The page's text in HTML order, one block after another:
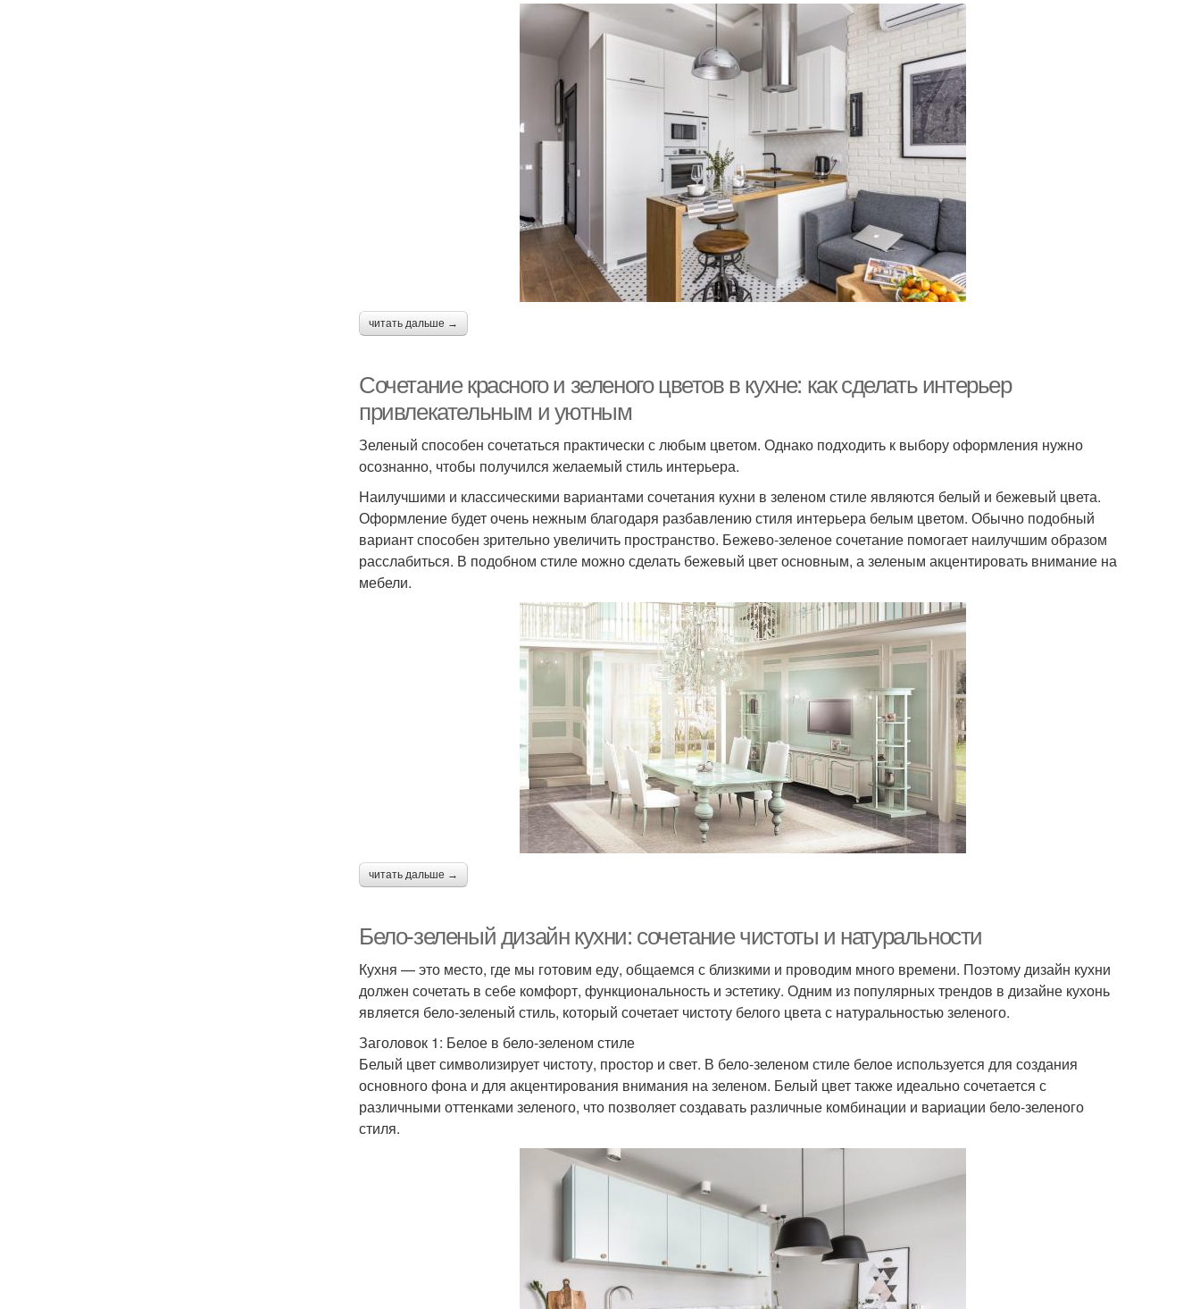
читать дальше →
Сочетание красного и зеленого цветов в кухне: как сделать интерьер
привлекательным и уютным
Зеленый способен сочетаться практически с любым цветом. Однако подходить к выбору оформления нужно
осознанно, чтобы получился желаемый стиль интерьера.
Наилучшими и классическими вариантами сочетания кухни в зеленом стиле являются белый и бежевый цвета.
Оформление будет очень нежным благодаря разбавлению стиля интерьера белым цветом. Обычно подобный
вариант способен зрительно увеличить пространство. Бежево-зеленое сочетание помогает наилучшим образом
расслабиться. В подобном стиле можно сделать бежевый цвет основным, а зеленым акцентировать внимание на
мебели.
читать дальше →
Бело-зеленый дизайн кухни: сочетание чистоты и натуральности
Кухня — это место, где мы готовим еду, общаемся с близкими и проводим много времени. Поэтому дизайн кухни
должен сочетать в себе комфорт, функциональность и эстетику. Одним из популярных трендов в дизайне кухонь
является бело-зеленый стиль, который сочетает чистоту белого цвета с натуральностью зеленого.
Заголовок 1: Белое в бело-зеленом стиле
Белый цвет символизирует чистоту, простор и свет. В бело-зеленом стиле белое используется для создания
основного фона и для акцентирования внимания на зеленом. Белый цвет также идеально сочетается с
различными оттенками зеленого, что позволяет создавать различные комбинации и вариации бело-зеленого
стиля.